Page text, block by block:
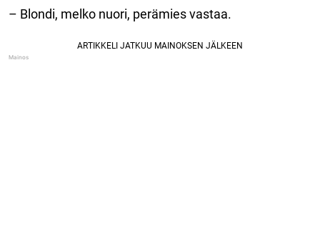
– Blondi, melko nuori, perämies vastaa.